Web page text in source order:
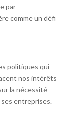
par
comme un défi
politiques qui
nos intérêts
la nécessité
ses entreprises.